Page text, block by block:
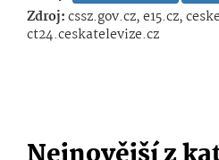
Zdroj:cssz.gov.cz, e15.cz,
ct24.ceskatelevize.cz